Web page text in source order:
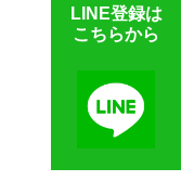
LINE登録は
こちらから